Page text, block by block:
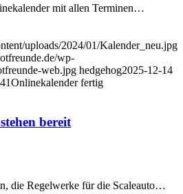
mit allen Terminen…
uploads/2024/01/Kalender_neu.jpg
wp-
web.jpg hedgehog2025-12-14
Onlinekalender fertig
bereit
die Regelwerke für die Scaleauto…